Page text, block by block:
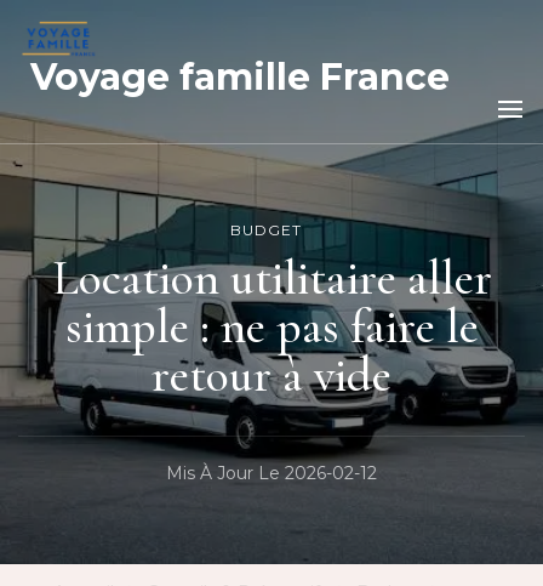
Voyage famille France
BUDGET
Location utilitaire aller
simple : ne pas faire le
retour à vide
Mis À Jour Le 2026-02-12